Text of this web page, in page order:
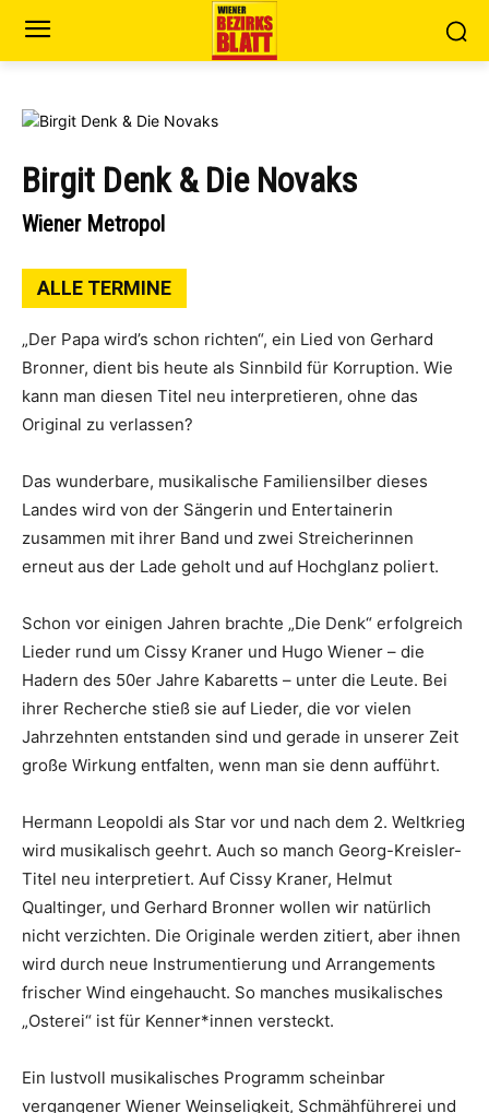
Birgit Denk & Die Novaks
Wiener Metropol
ALLE TERMINE
„Der Papa wird’s schon richten“, ein Lied von Gerhard
Bronner, dient bis heute als Sinnbild für Korruption. Wie
kann man diesen Titel neu interpretieren, ohne das
Original zu verlassen?
Das wunderbare, musikalische Familiensilber dieses
Landes wird von der Sängerin und Entertainerin
zusammen mit ihrer Band und zwei Streicherinnen
erneut aus der Lade geholt und auf Hochglanz poliert.
Schon vor einigen Jahren brachte „Die Denk“ erfolgreich
Lieder rund um Cissy Kraner und Hugo Wiener – die
Hadern des 50er Jahre Kabaretts – unter die Leute. Bei
ihrer Recherche stieß sie auf Lieder, die vor vielen
Jahrzehnten entstanden sind und gerade in unserer Zeit
große Wirkung entfalten, wenn man sie denn aufführt.
Hermann Leopoldi als Star vor und nach dem 2. Weltkrieg
wird musikalisch geehrt. Auch so manch Georg-Kreisler-
Titel neu interpretiert. Auf Cissy Kraner, Helmut
Qualtinger, und Gerhard Bronner wollen wir natürlich
nicht verzichten. Die Originale werden zitiert, aber ihnen
wird durch neue Instrumentierung und Arrangements
frischer Wind eingehaucht. So manches musikalisches
„Osterei“ ist für Kenner*innen versteckt.
Ein lustvoll musikalisches Programm scheinbar
vergangener Wiener Weinseligkeit, Schmähführerei und